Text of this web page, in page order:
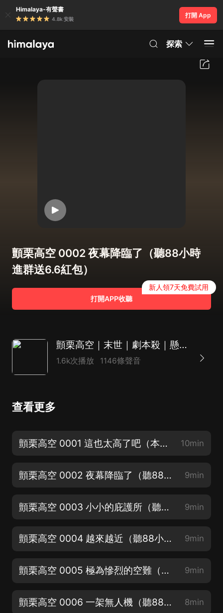
Himalaya-有聲書
4.8k 安裝
打開 App
探索
顫栗高空 0002 夜幕降臨了（聽88小時
進群送6.6紅包）
打開APP收聽
新人領7天免費試用
顫栗高空｜末世｜劇本殺｜懸疑｜玄幻｜精品多人有聲劇
1.6k次播放 1146條聲音
查看更多
顫栗高空 0001 這也太高了吧（本集寫評論抽6.6元紅包12個） 10min
顫栗高空 0002 夜幕降臨了（聽88小時進群送6.6紅包） 9min
顫栗高空 0003 小小的庇護所（聽88小時進群送6.6紅包） 9min
顫栗高空 0004 越來越近（聽88小時進群送6.6紅包） 9min
顫栗高空 0005 極為慘烈的空難（聽88小時進群送6.6紅包） 9min
顫栗高空 0006 一架無人機（聽88小時進群送6.6紅包） 8min